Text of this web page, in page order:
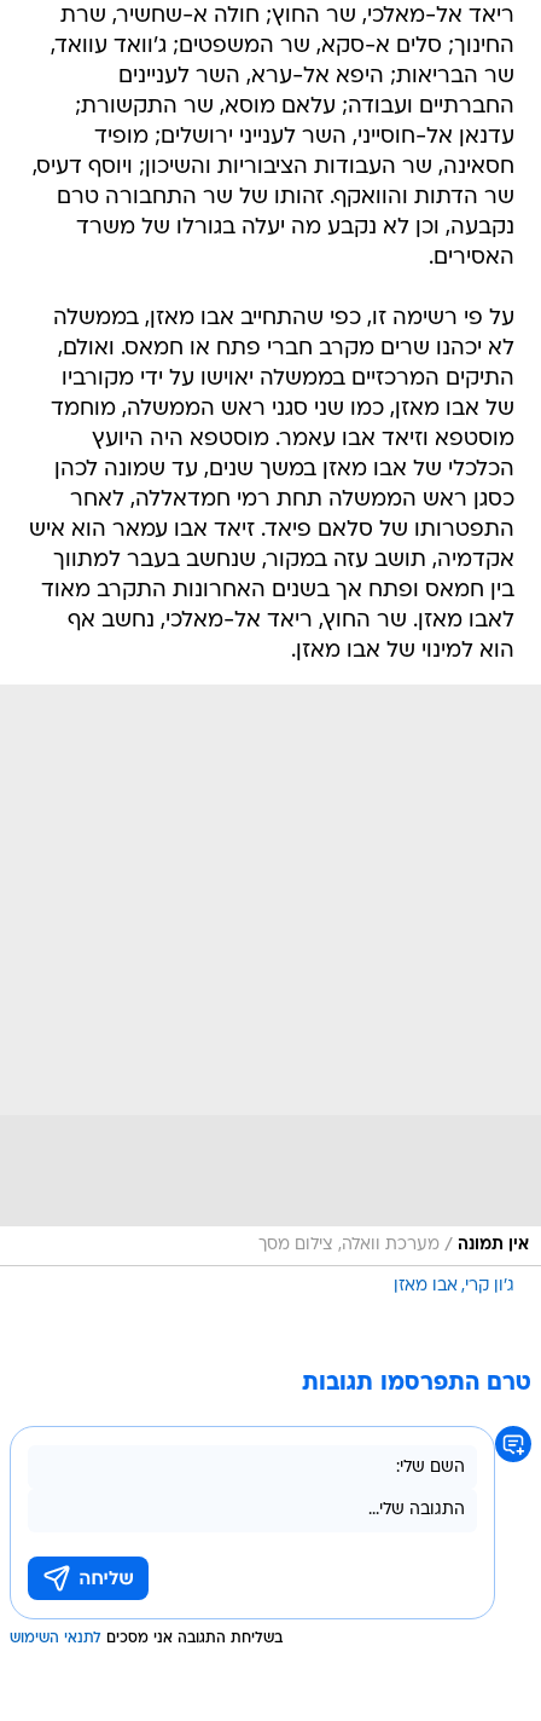
ריאד אל-מאלכי, שר החוץ; חולה א-שחשיר, שרת
החינוך; סלים א-סקא, שר המשפטים; ג'וואד עוואד,
שר הבריאות; היפא אל-ערא, השר לעניינים
החברתיים ועבודה; עלאם מוסא, שר התקשורת;
עדנאן אל-חוסייני, השר לענייני ירושלים; מופיד
חסאינה, שר העבודות הציבוריות והשיכון; ויוסף דעיס,
שר הדתות והוואקף. זהותו של שר התחבורה טרם
נקבעה, וכן לא נקבע מה יעלה בגורלו של משרד
האסירים.
על פי רשימה זו, כפי שהתחייב אבו מאזן, בממשלה
לא יכהנו שרים מקרב חברי פתח או חמאס. ואולם,
התיקים המרכזיים בממשלה יאוישו על ידי מקורביו
של אבו מאזן, כמו שני סגני ראש הממשלה, מוחמד
מוסטפא וזיאד אבו עאמר. מוסטפא היה היועץ
הכלכלי של אבו מאזן במשך שנים, עד שמונה לכהן
כסגן ראש הממשלה תחת רמי חמדאללה, לאחר
התפטרותו של סלאם פיאד. זיאד אבו עמאר הוא איש
אקדמיה, תושב עזה במקור, שנחשב בעבר למתווך
בין חמאס ופתח אך בשנים האחרונות התקרב מאוד
לאבו מאזן. שר החוץ, ריאד אל-מאלכי, נחשב אף
הוא למינוי של אבו מאזן.
אין תמונה / מערכת וואלה, צילום מסך
ג'ון קרי אבו מאזן
טרם התפרסמו תגובות
בשליחת התגובה אני מסכים לתנאי השימוש